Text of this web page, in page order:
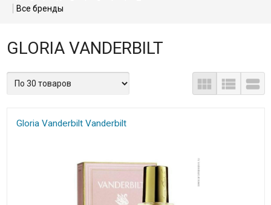
GLORIA VANDERBILT
Gloria Vanderbilt Vanderbilt